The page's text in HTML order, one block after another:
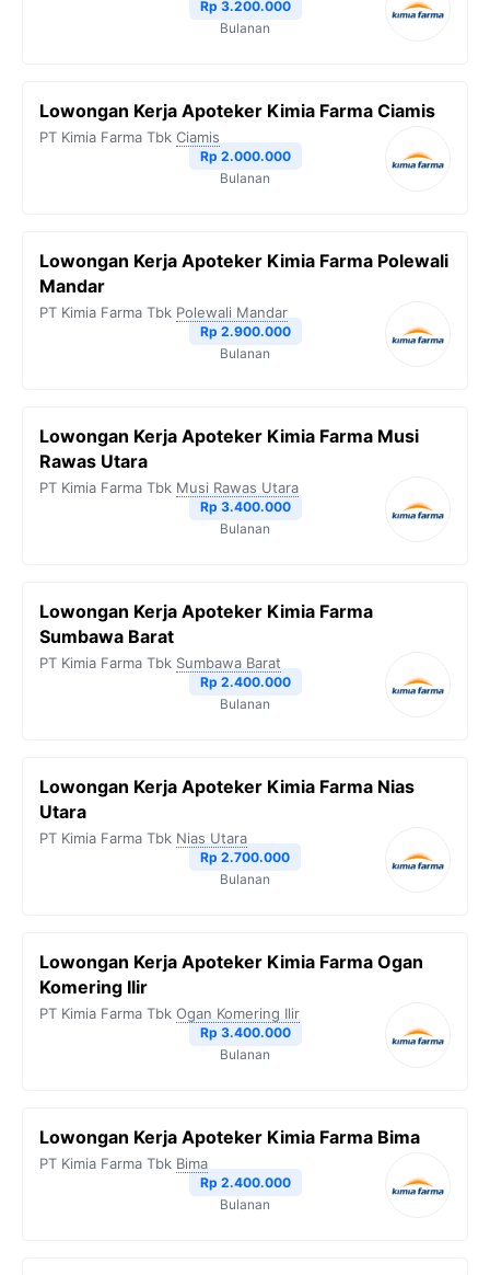
Rp 3.200.000
Bulanan
Lowongan Kerja Apoteker Kimia Farma Ciamis
PT Kimia Farma Tbk Ciamis
Rp 2.000.000
Bulanan
Lowongan Kerja Apoteker Kimia Farma Polewali
Mandar
PT Kimia Farma Tbk Polewali Mandar
Rp 2.900.000
Bulanan
Lowongan Kerja Apoteker Kimia Farma Musi
Rawas Utara
PT Kimia Farma Tbk Musi Rawas Utara
Rp 3.400.000
Bulanan
Lowongan Kerja Apoteker Kimia Farma
Sumbawa Barat
PT Kimia Farma Tbk Sumbawa Barat
Rp 2.400.000
Bulanan
Lowongan Kerja Apoteker Kimia Farma Nias
Utara
PT Kimia Farma Tbk Nias Utara
Rp 2.700.000
Bulanan
Lowongan Kerja Apoteker Kimia Farma Ogan
Komering Ilir
PT Kimia Farma Tbk Ogan Komering Ilir
Rp 3.400.000
Bulanan
Lowongan Kerja Apoteker Kimia Farma Bima
PT Kimia Farma Tbk Bima
Rp 2.400.000
Bulanan